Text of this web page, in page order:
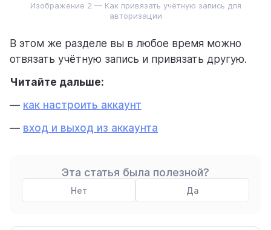
Изображение 2 — Как привязать учётную запись для
авторизации
В этом же разделе вы в любое время можно
отвязать учётную запись и привязать другую.
Читайте дальше:
— как настроить аккаунт
— вход и выход из аккаунта
Эта статья была полезной?
Нет Да